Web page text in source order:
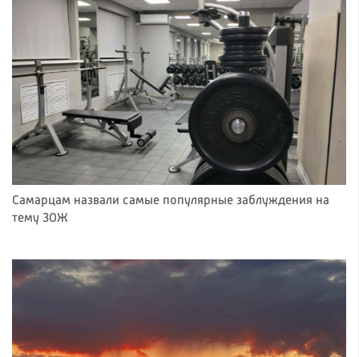
Самарцам назвали самые популярные заблуждения на
тему ЗОЖ